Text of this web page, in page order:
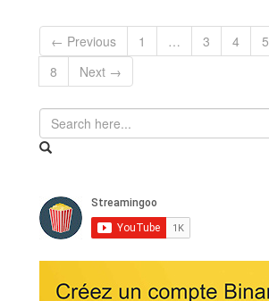
← Previous 1 … 3 4 5
8
Next →